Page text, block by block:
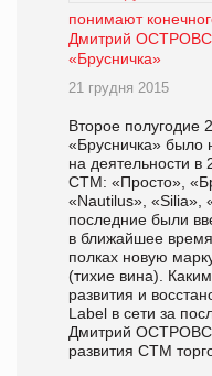
понимают
Дмитрий
«Брусничка»
21 грудня 2015
Второе полугодие
«Брусничка» было
на деятельности в
СТМ: «Просто»,
«Nautilus», «Silia»,
последние были
в ближайшее
полках новую
(тихие вина).
развития и
Label в сети за
Дмитрий
развития СТМ